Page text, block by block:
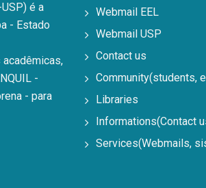
é a
- Estado
-
- para
Webmail EEL
Webmail USP
Contact us
Community(students,
Libraries
Informations(Contact
Services(Webmails,